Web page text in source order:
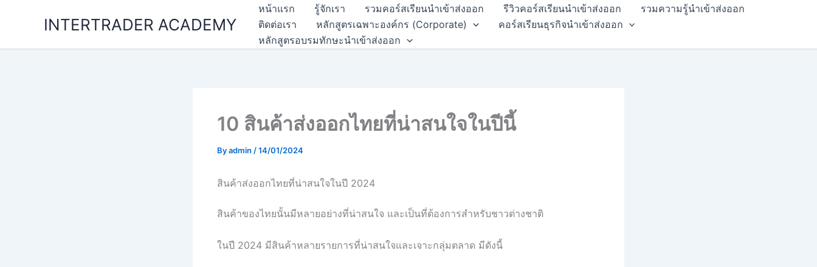
INTERTRADER ACADEMY
หน้าแรก รู้จักเรา รวมคอร์สเรียนนำเข้าส่งออก รีวิวคอร์สเรียนนำเข้าส่งออก
รวมความรู้นำเข้าส่งออก
ติดต่อเรา
หลักสูตรเฉพาะองค์กร (Corporate)
คอร์สเรียนธุรกิจนำเข้าส่งออก
หลักสูตรอบรมทักษะนำเข้าส่งออก
10 สินค้าส่งออกไทยที่น่าสนใจในปีนี้
Byadmin /14/01/2024
สินค้าส่งออกไทยที่น่าสนใจในปี 2024
สินค้าของไทยนั้นมีหลายอย่างที่น่าสนใจ และเป็นที่ต้องการสำหรับชาวต่างชาติ
ในปี 2024 มีสินค้าหลายรายการที่น่าสนใจและเจาะกลุ่มตลาด มีดังนี้